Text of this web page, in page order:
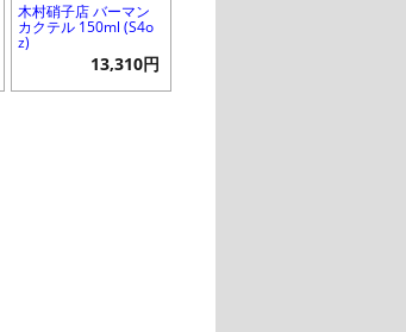
木村硝子店 バーマン
カクテル 150ml (S4o
z)
13,310円